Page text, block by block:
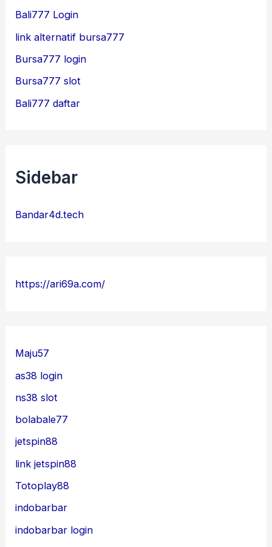
Bali777 Login
link alternatif bursa777
Bursa777 login
Bursa777 slot
Bali777 daftar
Sidebar
Bandar4d.tech
https://ari69a.com/
Maju57
as38 login
ns38 slot
bolabale77
jetspin88
link jetspin88
Totoplay88
indobarbar
indobarbar login